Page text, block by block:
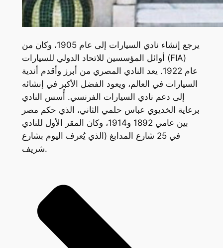
يرجع إنشاء نادي السيارات إلى عام 1905، وكان من
أوائل المؤسسين للاتحاد الدولي للسيارات (FIA)
عام 1922. يعد النادي المصري من أبرز وأقدم أندية
السيارات في العالم، ويعود الفضل الأكبر في إنشائه
إلى دعم نادي السيارات الفرنسي. أُسس النادي
برعاية الخديوي عباس حلمي الثاني، الذي حكم مصر
بين عامي 1892 و1914، وكان المقر الأول للنادي
في 25 شارع المدابغ (الذي يُعرف اليوم بشارع
شريف.